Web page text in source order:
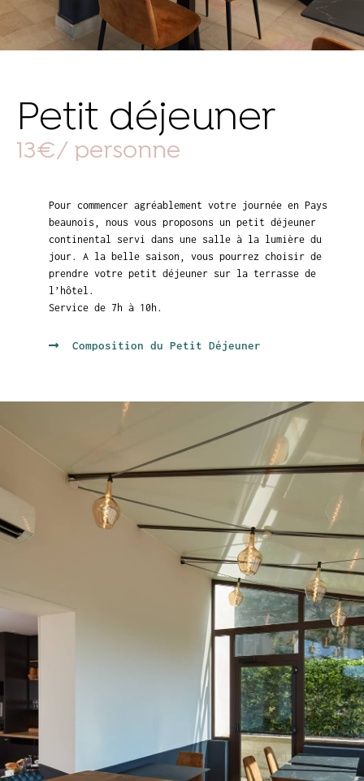
Petit déjeuner
13€/ personne
Pour commencer agréablement votre journée en Pays
beaunois, nous vous proposons un petit déjeuner
continental servi dans une salle à la lumière du
jour. A la belle saison, vous pourrez choisir de
prendre votre petit déjeuner sur la terrasse de
l’hôtel.
Service de 7h à 10h.
Composition du Petit Déjeuner